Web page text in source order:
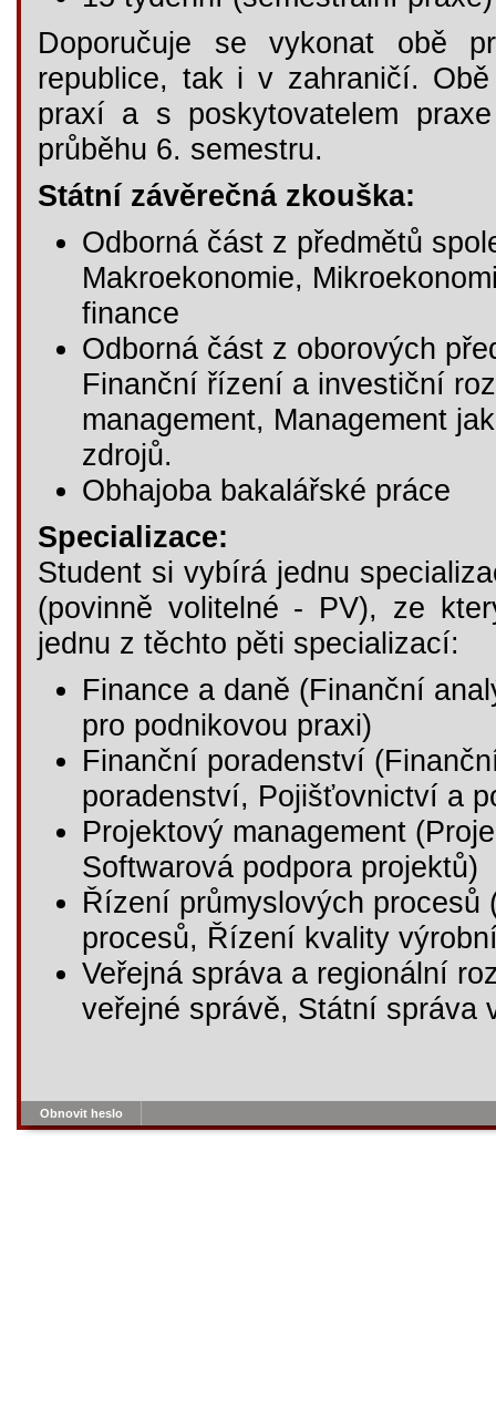
Doporučuje se vykonat obě
republice, tak i v zahraničí.
praxí a s poskytovatelem
průběhu 6. semestru.
Státní závěrečná zkouška:
Odborná část z předmětů
Makroekonomie,
finance
Odborná část z oborových
Finanční řízení a investiční
management, Management
zdrojů.
Obhajoba bakalářské práce
Specializace:
Student si vybírá jednu
(povinně volitelné - PV), ze
jednu z těchto pěti specializací:
Finance a daně (Finanční
pro podnikovou praxi)
Finanční poradenství
poradenství, Pojišťovnictví a
Projektový management
Softwarová podpora projektů)
Řízení průmyslových
procesů, Řízení kvality
Veřejná správa a regionální
veřejné správě, Státní správa
Obnovit heslo